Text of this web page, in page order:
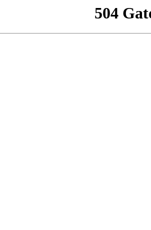
504